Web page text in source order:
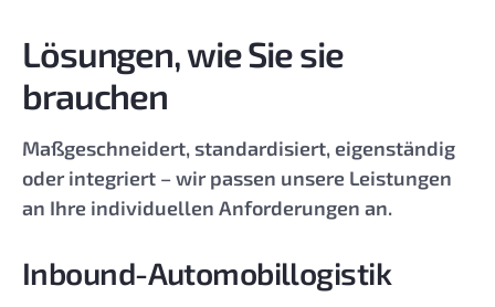
Lösungen, wie Sie sie
brauchen
Maßgeschneidert, standardisiert, eigenständig
oder integriert – wir passen unsere Leistungen
an Ihre individuellen Anforderungen an.
Inbound-Automobillogistik